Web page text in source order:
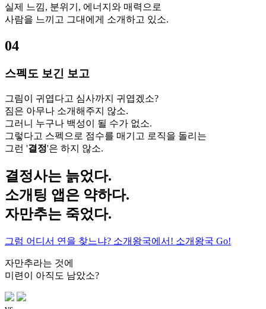
실제 느낌, 분위기, 에너지와 매력으로
사람을 느끼고 그대에게 소개하고 있소.
04
스펙도 보긴 보고
그림이 귀엽다고 심사까지 귀엽겠소?
짐은 아무나 소개해주지 않소.
그러니 누구나 백성이 될 수가 없소.
그렇다고 스펙으로 점수를 매기고 로직을 돌리는
그런 '결정'은 하지 않소.
결정사는 늙었다.
소개팅 앱은 약하다.
자만추는 죽었다.
그럼 어디서 연을 찾느냐? 소개왕국에서! 소개왕국 Go!
자만추라는 것에
미련이 아직도 남았소?